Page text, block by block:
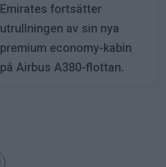
Emirates fortsätter
utrullningen av sin nya
premium economy-kabin
på Airbus A380-flottan.